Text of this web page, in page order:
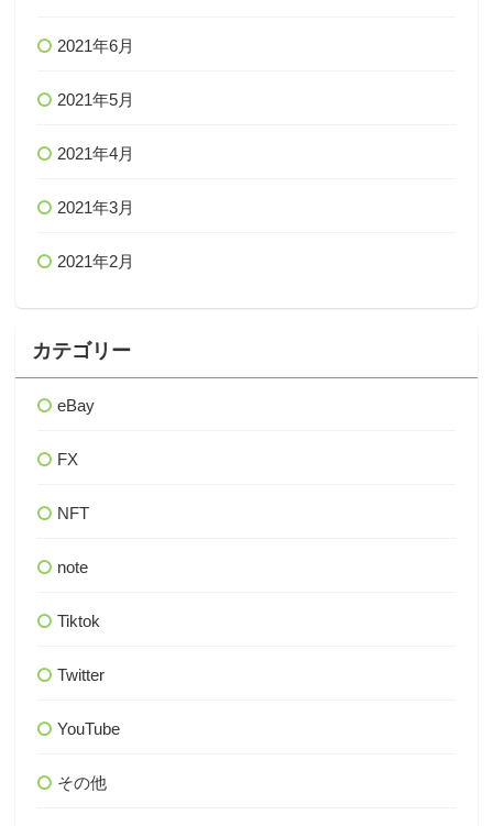
2021年6月
2021年5月
2021年4月
2021年3月
2021年2月
カテゴリー
eBay
FX
NFT
note
Tiktok
Twitter
YouTube
その他